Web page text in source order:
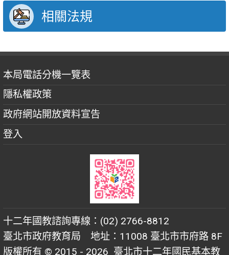
相關法規
本局電話分機一覽表
隱私權政策
政府網站開放資料宣告
登入
十二年國教諮詢專線：(02) 2766-8812
臺北市政府教育局 地址：11008 臺北市市府路 8F
版權所有 © 2015 - 2026 臺北市十二年國民基本教